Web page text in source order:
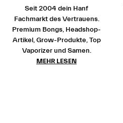
Seit 2004 dein Hanf
Fachmarkt des Vertrauens.
Premium Bongs, Headshop-
Artikel, Grow-Produkte, Top
Vaporizer und Samen.
MEHR LESEN